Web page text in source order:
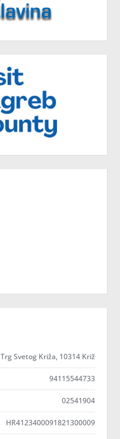
Trg Svetog Križa, 10314 Križ
94115544733
02541904
HR4123400091821300009